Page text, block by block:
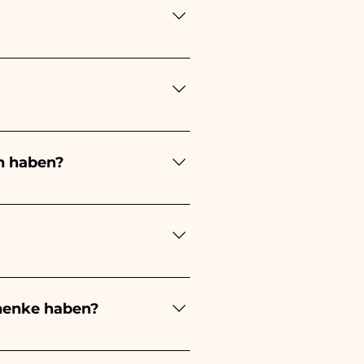
lange! Der Zeitpunkt
stattfindet, kontaktieren
haben?
je nach Art der
wird es weiß sein -
kümmern müssen.
haben?
an, außerdem